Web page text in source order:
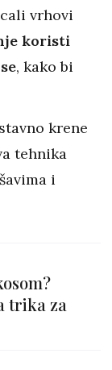
vrhovi
koristi
, kako bi
krene
tehnika
i
trika za